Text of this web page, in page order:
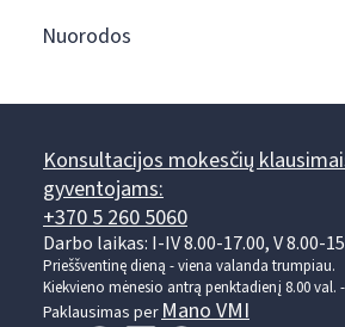
Nuorodos
Konsultacijos mokesčių
gyventojams:
+370 5 260 5060
Darbo laikas: I-IV 8.00-17.00, V 8.00-
Prieššventinę dieną - viena valanda trumpiau.
Kiekvieno mėnesio antrą penktadienį 8.00 val.
Paklausimas perMano VMI